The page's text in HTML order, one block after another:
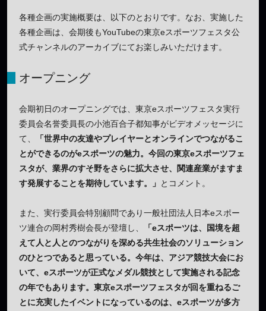
各種企画の実施概要は、以下のとおりです。なお、実施した
各種企画は、会期後もYouTubeの東京eスポーツフェスタ公
式チャンネルのアーカイブにてお楽しみいただけます。
オープニング
会期初日のオープニングでは、東京eスポーツフェスタ実行
委員会名誉委員長の小池百合子都知事がビデオメッセージに
て、
「世界中の友達やプレイヤーとオンラインでつながるこ
とができるのがeスポーツの魅力。今回の東京eスポーツフェ
スタが、業界のすそ野をさらに拡大させ、関連産業がますま
す発展することを期待しています。」 とコメント。
また、実行委員会特別顧問であり一般社団法人日本eスポー
ツ連合の岡村秀樹会長が登壇し、
「eスポーツは、国境を超
えて人と人とのつながりを深める共生社会のソリューション
のひとつであると思っている。今年は、アジア競技大会にお
いて、eスポーツが正式なメダル競技として実施される記念
の年でもあります。東京eスポーツフェスタが回を重ねるご
とに充実したイベントになっているのは、eスポーツが多方